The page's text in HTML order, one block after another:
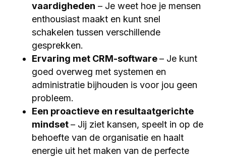
vaardigheden – Je weet hoe je mensen
enthousiast maakt en kunt snel
schakelen tussen verschillende
gesprekken.
Ervaring met CRM-software– Je kunt
goed overweg met systemen en
administratie bijhouden is voor jou geen
probleem.
Een proactieve en resultaatgerichte
mindset– Jij ziet kansen, speelt in op de
behoefte van de organisatie en haalt
energie uit het maken van de perfecte